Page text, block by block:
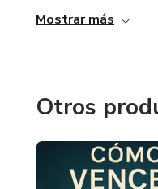
- Deixe sempre um
Mostrar más
Otros